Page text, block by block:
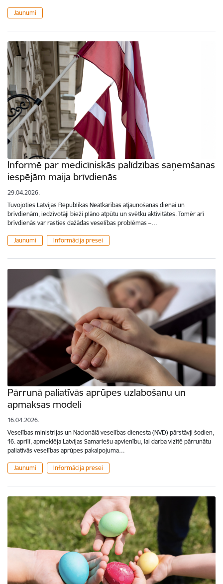
Jaunumi
Informē par medicīniskās palīdzības saņemšanas
iespējām maija brīvdienās
29.04.2026.
Tuvojoties Latvijas Republikas Neatkarības atjaunošanas dienai un
brīvdienām, iedzīvotāji bieži plāno atpūtu un svētku aktivitātes. Tomēr arī
brīvdienās var rasties dažādas veselības problēmas –…
Jaunumi Informācija presei
Pārrunā paliatīvās aprūpes uzlabošanu un
apmaksas modeli
16.04.2026.
Veselības ministrijas un Nacionālā veselības dienesta (NVD) pārstāvji šodien,
16. aprīlī, apmeklēja Latvijas Samariešu apvienību, lai darba vizītē pārrunātu
paliatīvās veselības aprūpes pakalpojuma…
Jaunumi Informācija presei